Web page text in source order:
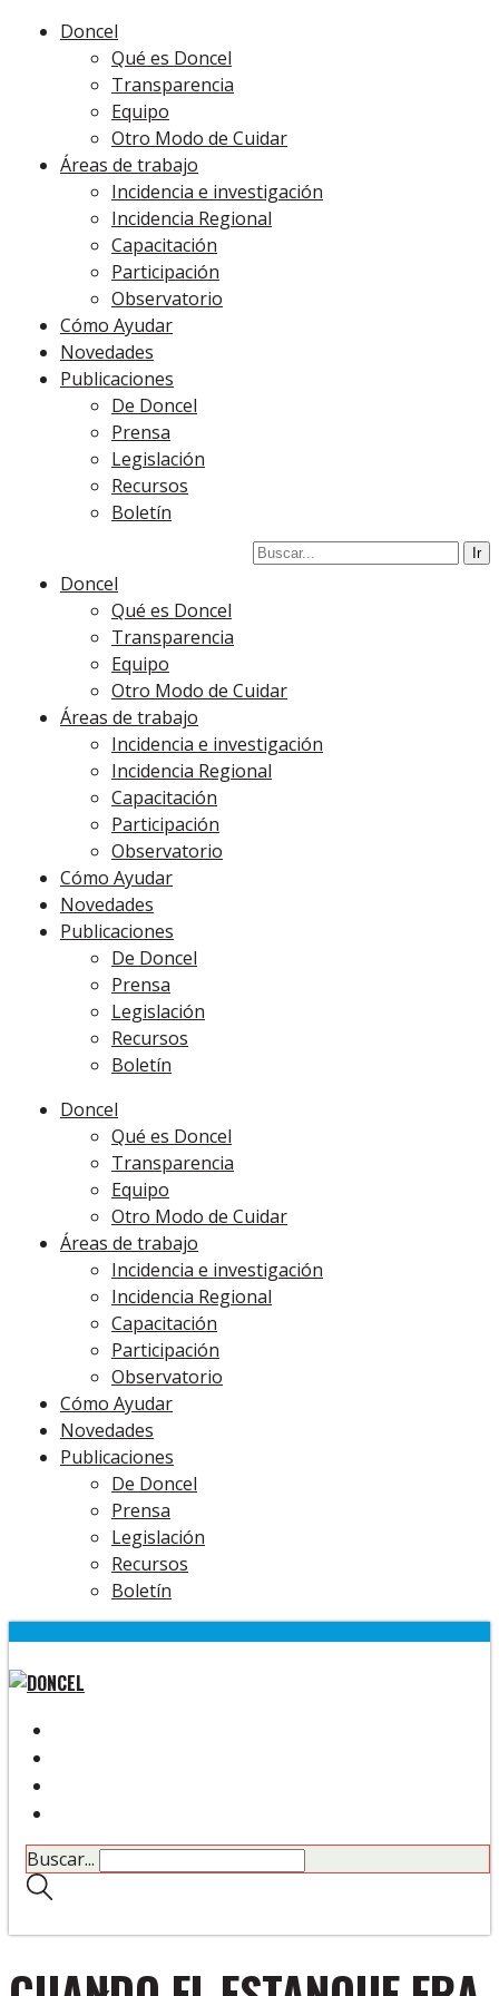
Doncel
Qué es Doncel
Transparencia
Equipo
Otro Modo de Cuidar
Áreas de trabajo
Incidencia e investigación
Incidencia Regional
Capacitación
Participación
Observatorio
Cómo Ayudar
Novedades
Publicaciones
De Doncel
Prensa
Legislación
Recursos
Boletín
Doncel
Qué es Doncel
Transparencia
Equipo
Otro Modo de Cuidar
Áreas de trabajo
Incidencia e investigación
Incidencia Regional
Capacitación
Participación
Observatorio
Cómo Ayudar
Novedades
Publicaciones
De Doncel
Prensa
Legislación
Recursos
Boletín
Doncel
Qué es Doncel
Transparencia
Equipo
Otro Modo de Cuidar
Áreas de trabajo
Incidencia e investigación
Incidencia Regional
Capacitación
Participación
Observatorio
Cómo Ayudar
Novedades
Publicaciones
De Doncel
Prensa
Legislación
Recursos
Boletín
Buscar...